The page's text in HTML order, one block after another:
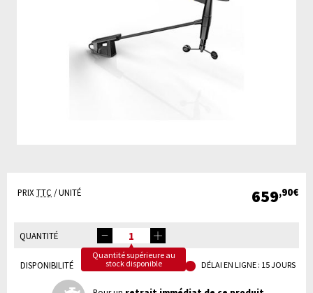
PRIXTTC / UNITÉ 659,90€
QUANTITÉ
Quantité supérieure au
stock disponible
DISPONIBILITÉ DÉLAI EN LIGNE : 15 JOURS